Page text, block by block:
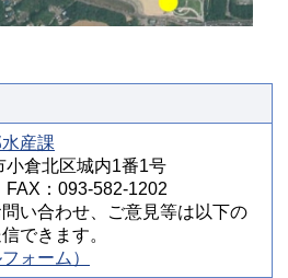
産課
倉北区城内1番1号
：093-582-1202
い合わせ、ご意見等は以下の
できます。
ォーム）